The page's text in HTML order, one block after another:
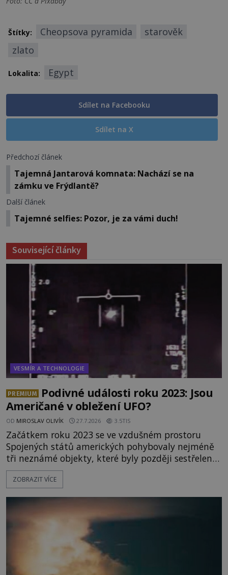
Štítky: Cheopsova pyramida
starověk
zlato
Lokalita: Egypt
Sdílet na Facebooku
Sdílet na X
Předchozí článek
Tajemná Jantarová komnata: Nachází se na
zámku ve Frýdlantě?
Další článek
Tajemné selfies: Pozor, je za vámi duch!
Související články
VESMÍR A TECHNOLOGIE
PREMIUM
Podivné události roku 2023: Jsou
Američané v obležení UFO?
OD MIROSLAV OLIVÍK 27.7.2026 3.5TIS
Začátkem roku 2023 se ve vzdušném prostoru
Spojených států amerických pohybovaly nejméně
tři neznámé objekty, které byly později sestřeleny.
Do dnešních dnů nebyly trosky těchto létajících
těles objeveny. Je možné, že šlo o nějaké nové
mimozemského původu? Dne 4. února roku 2023
vydává
ZOBRAZIT VÍCE